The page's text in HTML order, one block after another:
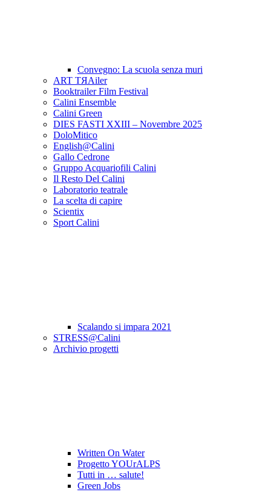
Convegno: La scuola senza muri
ART TЯAiler
Booktrailer Film Festival
Calini Ensemble
Calini Green
DIES FASTI XXIII – Novembre 2025
DoloMitico
English@Calini
Gallo Cedrone
Gruppo Acquariofili Calini
Il Resto Del Calini
Laboratorio teatrale
La scelta di capire
Scientix
Sport Calini
Scalando si impara 2021
STRESS@Calini
Archivio progetti
Written On Water
Progetto YOUrALPS
Tutti in … salute!
Green Jobs